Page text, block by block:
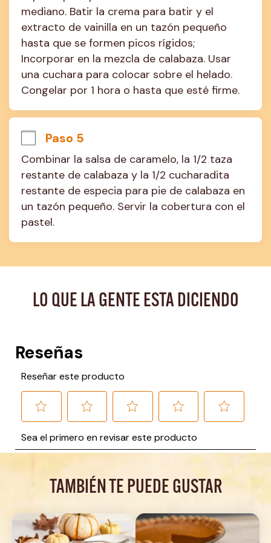
mediano. Batir la crema para batir y el
extracto de vainilla en un tazón pequeño
hasta que se formen picos rígidos;
Incorporar en la mezcla de calabaza. Usar
una cuchara para colocar sobre el helado.
Congelar por 1 hora o hasta que esté firme.
Paso 5
Combinar la salsa de caramelo, la 1/2 taza
restante de calabaza y la 1/2 cucharadita
restante de especia para pie de calabaza en
un tazón pequeño. Servir la cobertura con el
pastel.
LO QUE LA GENTE ESTA DICIENDO
TAMBIÉN TE PUEDE GUSTAR